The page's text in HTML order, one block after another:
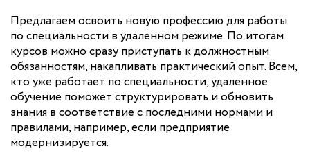
Предлагаем освоить новую профессию для работы
по специальности в удаленном режиме. По итогам
курсов можно сразу приступать к должностным
обязанностям, накапливать практический опыт. Всем,
кто уже работает по специальности, удаленное
обучение поможет структурировать и обновить
знания в соответствие с последними нормами и
правилами, например, если предприятие
модернизируется.